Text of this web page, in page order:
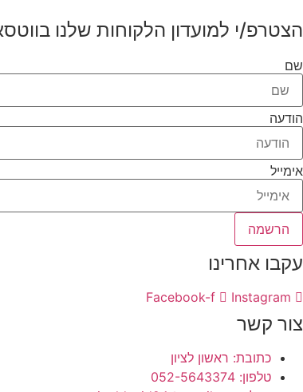
הצטרפ/י למועדון הלקוחות שלנו
שם
הודעה
אימייל
הרשמה
עקבו אחרינו
Facebook-f Instagram
צור קשר
כתובת: ראשון לציון
טלפון: 052-5643374